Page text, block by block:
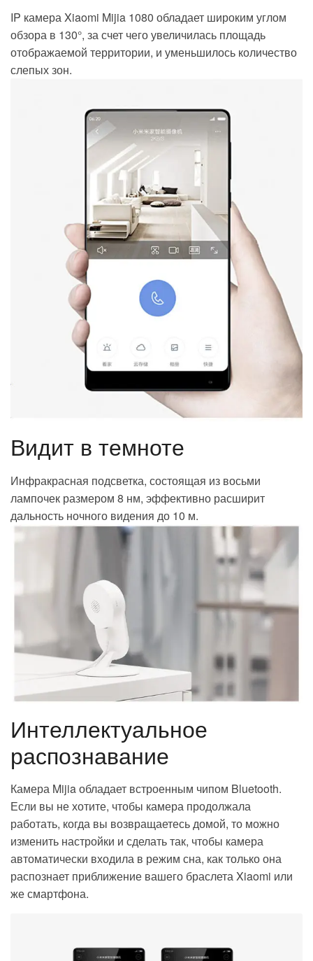
IP камера Xiaomi Mijia 1080 обладает широким углом
обзора в 130°, за счет чего увеличилась площадь
отображаемой территории, и уменьшилось количество
слепых зон.
⁠Видит в темноте
Инфракрасная подсветка, состоящая из восьми
лампочек размером 8 нм, эффективно расширит
дальность ночного видения до 10 м.
Интеллектуальное
распознавание
Камера Mijia обладает встроенным чипом Bluetooth.
Если вы не хотите, чтобы камера продолжала
работать, когда вы возвращаетесь домой, то можно
изменить настройки и сделать так, чтобы камера
автоматически входила в режим сна, как только она
распознает приближение вашего браслета Xiaomi или
же смартфона.